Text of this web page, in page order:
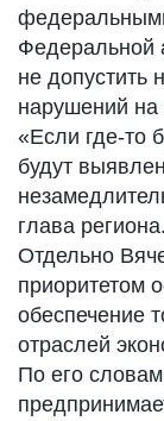
Федеральной
не допустить
нарушений
«Если где-то
будут
глава региона.
Отдельно
приоритетом
обеспечение
отраслей
По его